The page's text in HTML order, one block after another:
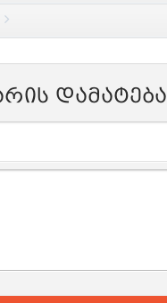
დამატება